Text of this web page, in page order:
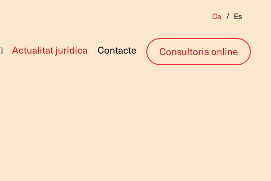
Ca Es
Actualitat jurídica Contacte Consultoria online